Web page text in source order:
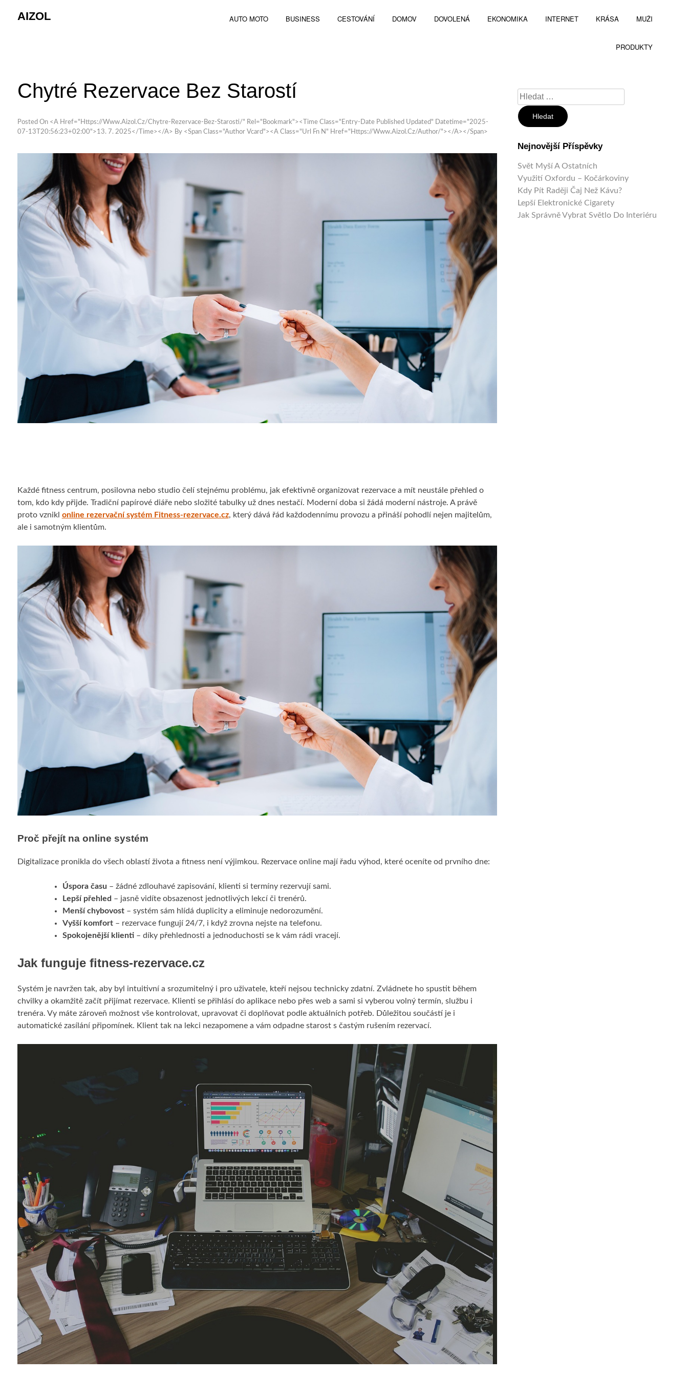
AIZOL AUTO MOTO BUSINESS CESTOVÁNÍ DOMOV DOVOLENÁ EKONOMIKA INTERNET KRÁSA MUŽI
PRODUKTY
Chytré Rezervace Bez Starostí
Posted On <a Href="https://www.aizol.cz/chytre-Rezervace-Bez-Starosti/" Rel="bookmark"><time Class="entry-Date Published Updated" Datetime="2025-
07-13T20:56:23+02:00">13. 7. 2025</time></a> By <span Class="author Vcard"><a Class="url Fn N" Href="https://www.aizol.cz/author/"></a></span>
Každé fitness centrum, posilovna nebo studio čelí stejnému problému, jak efektivně organizovat rezervace a mít neustále přehled o
tom, kdo kdy přijde. Tradiční papírové diáře nebo složité tabulky už dnes nestačí. Moderní doba si žádá moderní nástroje. A právě
proto vznikl online rezervační systém Fitness-rezervace.cz, který dává řád každodennímu provozu a přináší pohodlí nejen majitelům,
ale i samotným klientům.
Proč přejít na online systém
Digitalizace pronikla do všech oblastí života a fitness není výjimkou. Rezervace online mají řadu výhod, které oceníte od prvního dne:
Úspora času – žádné zdlouhavé zapisování, klienti si termíny rezervují sami.
Lepší přehled – jasně vidíte obsazenost jednotlivých lekcí či trenérů.
Menší chybovost– systém sám hlídá duplicity a eliminuje nedorozumění.
Vyšší komfort– rezervace fungují 24/7, i když zrovna nejste na telefonu.
Spokojenější klienti– díky přehlednosti a jednoduchosti se k vám rádi vracejí.
Jak funguje fitness-rezervace.cz
Systém je navržen tak, aby byl intuitivní a srozumitelný i pro uživatele, kteří nejsou technicky zdatní. Zvládnete ho spustit během
chvilky a okamžitě začít přijímat rezervace. Klienti se přihlásí do aplikace nebo přes web a sami si vyberou volný termín, službu i
trenéra. Vy máte zároveň možnost vše kontrolovat, upravovat či doplňovat podle aktuálních potřeb. Důležitou součástí je i
automatické zasílání připomínek. Klient tak na lekci nezapomene a vám odpadne starost s častým rušením rezervací.
Vyhledávání
Nejnovější Příspěvky
Svět Myší A Ostatních
Využití Oxfordu – Kočárkoviny
Kdy Pít Raději Čaj Než Kávu?
Lepší Elektronické Cigarety
Jak Správně Vybrat Světlo Do Interiéru